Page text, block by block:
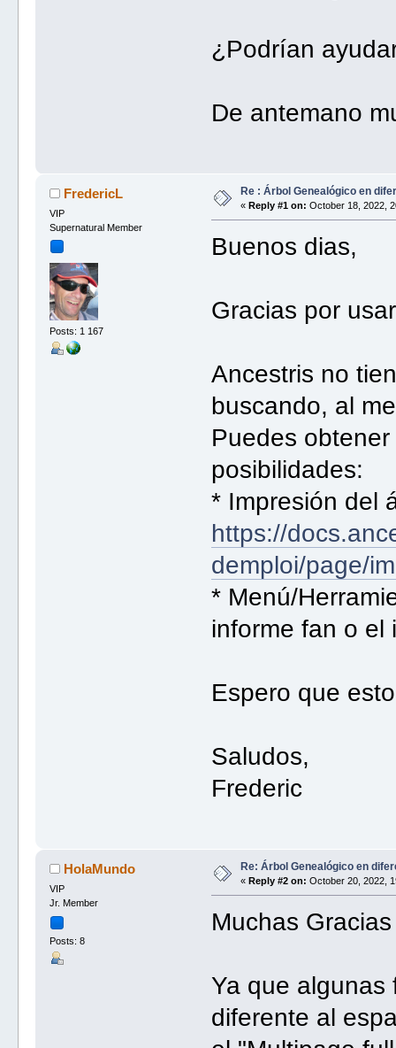
¿Podrían
De antemano
FredericL
VIP
Supernatural Member
Posts: 1 167
Re : Árbol Genealógico en
« Reply #1 on: October 18, 2022,
Buenos dias,
Gracias por
Ancestris no
buscando, al
Puedes
posibilidades:
* Impresión del
https://
demploi/page/
* Menú/
informe fan o el
Espero que
Saludos,
Frederic
HolaMundo
VIP
Jr. Member
Posts: 8
Re: Árbol Genealógico en
« Reply #2 on: October 20, 2022,
Muchas
Ya que algunas
diferente al